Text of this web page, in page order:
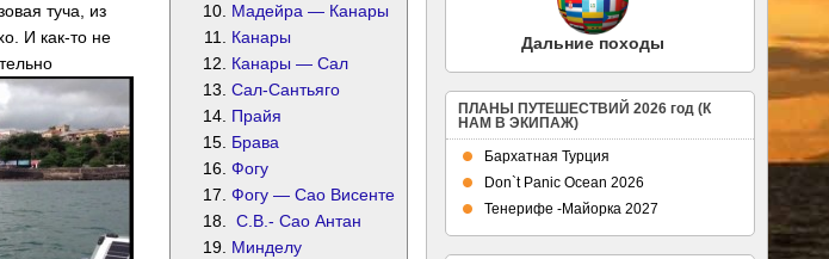
Мадейра — Канары
Канары
Канары — Сал
Сал-Сантьяго
Прайя
Брава
Фогу
Фогу — Сао Висенте
С.В.- Сао Антан
Минделу
туча, из
И как-то не
Дальние походы
ПЛАНЫ ПУТЕШЕСТВИЙ 2026 год (К
НАМ В ЭКИПАЖ)
Бархатная Турция
Don`t Panic Ocean 2026
Тенерифе -Майорка 2027